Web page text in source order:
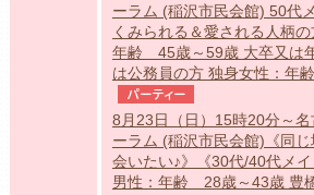
ーラム (稲沢市民会館) 50代
くみられる＆愛される人柄
年齢 45歳～59歳 大卒又は
は公務員の方 独身女性：年
パーティー
8月23日（日）15時20分～
ーラム (稲沢市民会館)《同
会いたい♪》《30代/40代メ
男性：年齢 28歳～43歳 豊